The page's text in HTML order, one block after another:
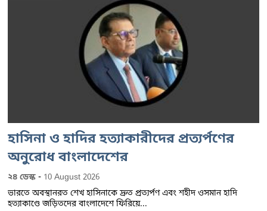
হাসিনা ও হাদির হত্যাকারীদের প্রত্যর্পণের
অনুরোধ বাংলাদেশের
২৪ ডেস্ক - 10 August 2026
ভারতে অবস্থানরত শেখ হাসিনাকে দ্রুত প্রত্যর্পণ এবং শহীদ ওসমান হাদি
হত্যাকাণ্ডে জড়িতদের বাংলাদেশে ফিরিয়ে...